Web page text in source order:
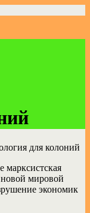
марксистская
мировой
экономик